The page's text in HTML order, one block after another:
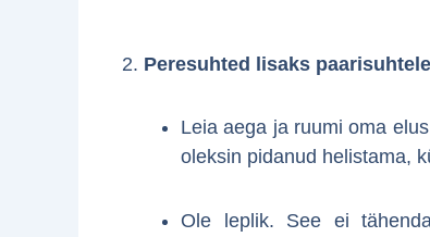
2. Peresuhted lisaks paarisuhtele
Leia aega ja ruumi oma
oleksin pidanud helistama,
Ole leplik. See ei